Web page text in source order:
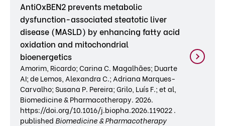
AntiOxBEN2 prevents metabolic
dysfunction-associated steatotic liver
disease (MASLD) by enhancing fatty acid
oxidation and mitochondrial
bioenergetics
Amorim, Ricardo; Carina C. Magalhães; Duarte
AI; de Lemos, Alexandra C.; Adriana Marques-
Carvalho; Susana P. Pereira; Grilo, Luís F.; et al,
Biomedicine & Pharmacotherapy. 2026.
https://doi.org/10.1016/j.biopha.2026.119022 .
published Biomedicine & Pharmacotherapy